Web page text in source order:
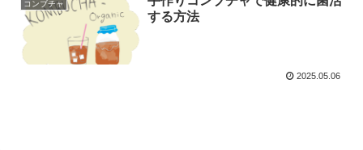
コンブチャ
する方法
2025.05.06